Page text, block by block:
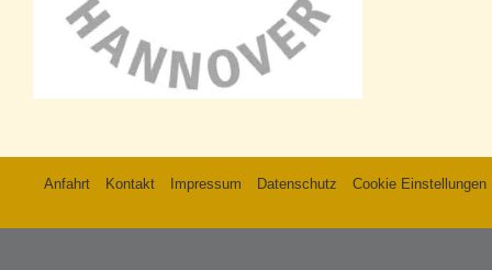
Anfahrt Kontakt Impressum Datenschutz Cookie Einstellungen